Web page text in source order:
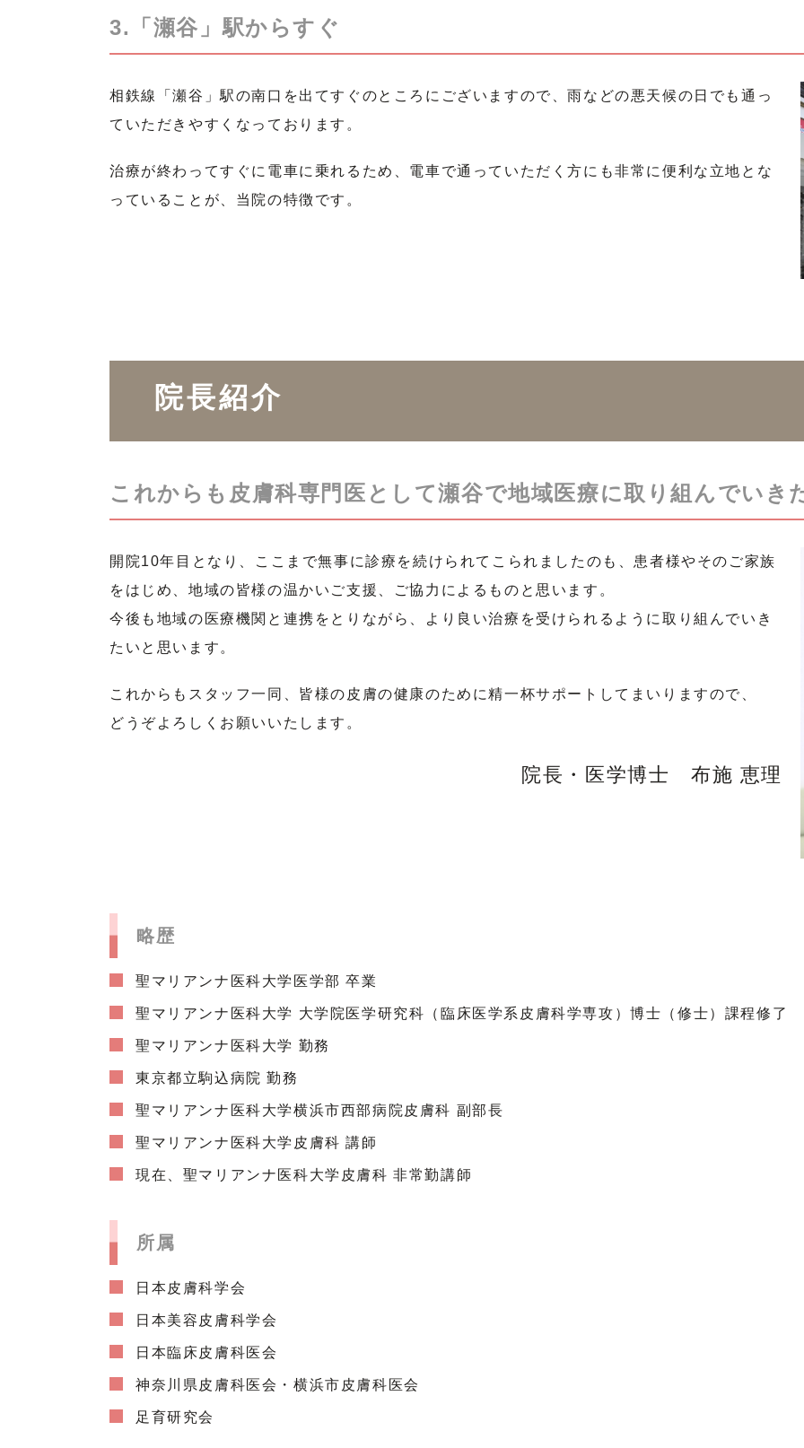
3.「瀬谷」駅からすぐ
相鉄線「瀬谷」駅の南口を出てすぐのところにございますので、雨などの悪天候の日でも通っ
ていただきやすくなっております。
治療が終わってすぐに電車に乗れるため、電車で通っていただく方にも非常に便利な立地とな
っていることが、当院の特徴です。
院長紹介
これからも皮膚科専門医として瀬谷で地域医療に取り組んでいき
開院10年目となり、ここまで無事に診療を続けられてこられましたのも、患者様やそのご家族
をはじめ、地域の皆様の温かいご支援、ご協力によるものと思います。
今後も地域の医療機関と連携をとりながら、より良い治療を受けられるように取り組んでいき
たいと思います。
これからもスタッフ一同、皆様の皮膚の健康のために精一杯サポートしてまいりますので、
どうぞよろしくお願いいたします。
院長・医学博士 布施 恵理
略歴
聖マリアンナ医科大学医学部 卒業
聖マリアンナ医科大学 大学院医学研究科（臨床医学系皮膚科学専攻）博士（修士）課程修了
聖マリアンナ医科大学 勤務
東京都立駒込病院 勤務
聖マリアンナ医科大学横浜市西部病院皮膚科 副部長
聖マリアンナ医科大学皮膚科 講師
現在、聖マリアンナ医科大学皮膚科 非常勤講師
所属
日本皮膚科学会
日本美容皮膚科学会
日本臨床皮膚科医会
神奈川県皮膚科医会・横浜市皮膚科医会
足育研究会